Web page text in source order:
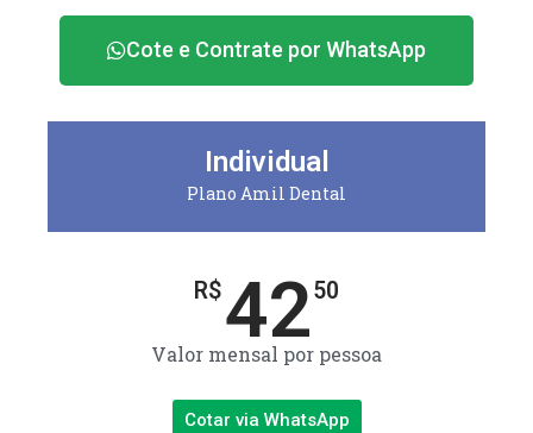
Cote e Contrate por WhatsApp
Individual
Plano Amil Dental
R$4250
Valor mensal por pessoa
Cotar via WhatsApp